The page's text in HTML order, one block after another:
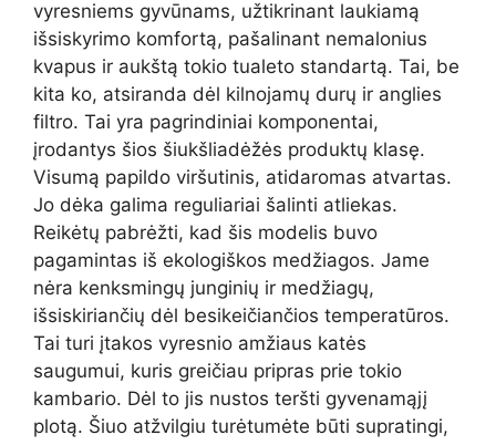
vyresniems gyvūnams, užtikrinant laukiamą
išsiskyrimo komfortą, pašalinant nemalonius
kvapus ir aukštą tokio tualeto standartą. Tai, be
kita ko, atsiranda dėl kilnojamų durų ir anglies
filtro. Tai yra pagrindiniai komponentai,
įrodantys šios šiukšliadėžės produktų klasę.
Visumą papildo viršutinis, atidaromas atvartas.
Jo dėka galima reguliariai šalinti atliekas.
Reikėtų pabrėžti, kad šis modelis buvo
pagamintas iš ekologiškos medžiagos. Jame
nėra kenksmingų junginių ir medžiagų,
išsiskiriančių dėl besikeičiančios temperatūros.
Tai turi įtakos vyresnio amžiaus katės
saugumui, kuris greičiau pripras prie tokio
kambario. Dėl to jis nustos teršti gyvenamąjį
plotą. Šiuo atžvilgiu turėtumėte būti supratingi,